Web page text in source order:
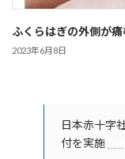
ふくらはぎの外側が
2023年6月8日
日本赤十字
付を実施